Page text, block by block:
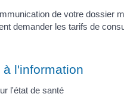
de votre dossier
demander les tarifs de
à l'information
l'état de santé